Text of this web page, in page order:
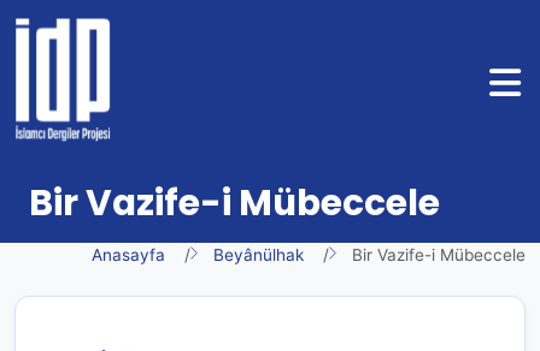
Bir Vazife-i Mübeccele
Anasayfa Beyânülhak Bir Vazife-i Mübeccele